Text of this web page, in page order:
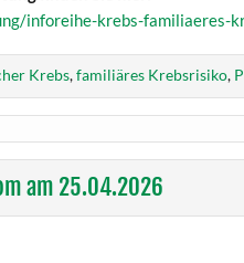
inforeihe-krebs-familiaeres-
Krebs,familiäres Krebsrisiko,
am 25.04.2026